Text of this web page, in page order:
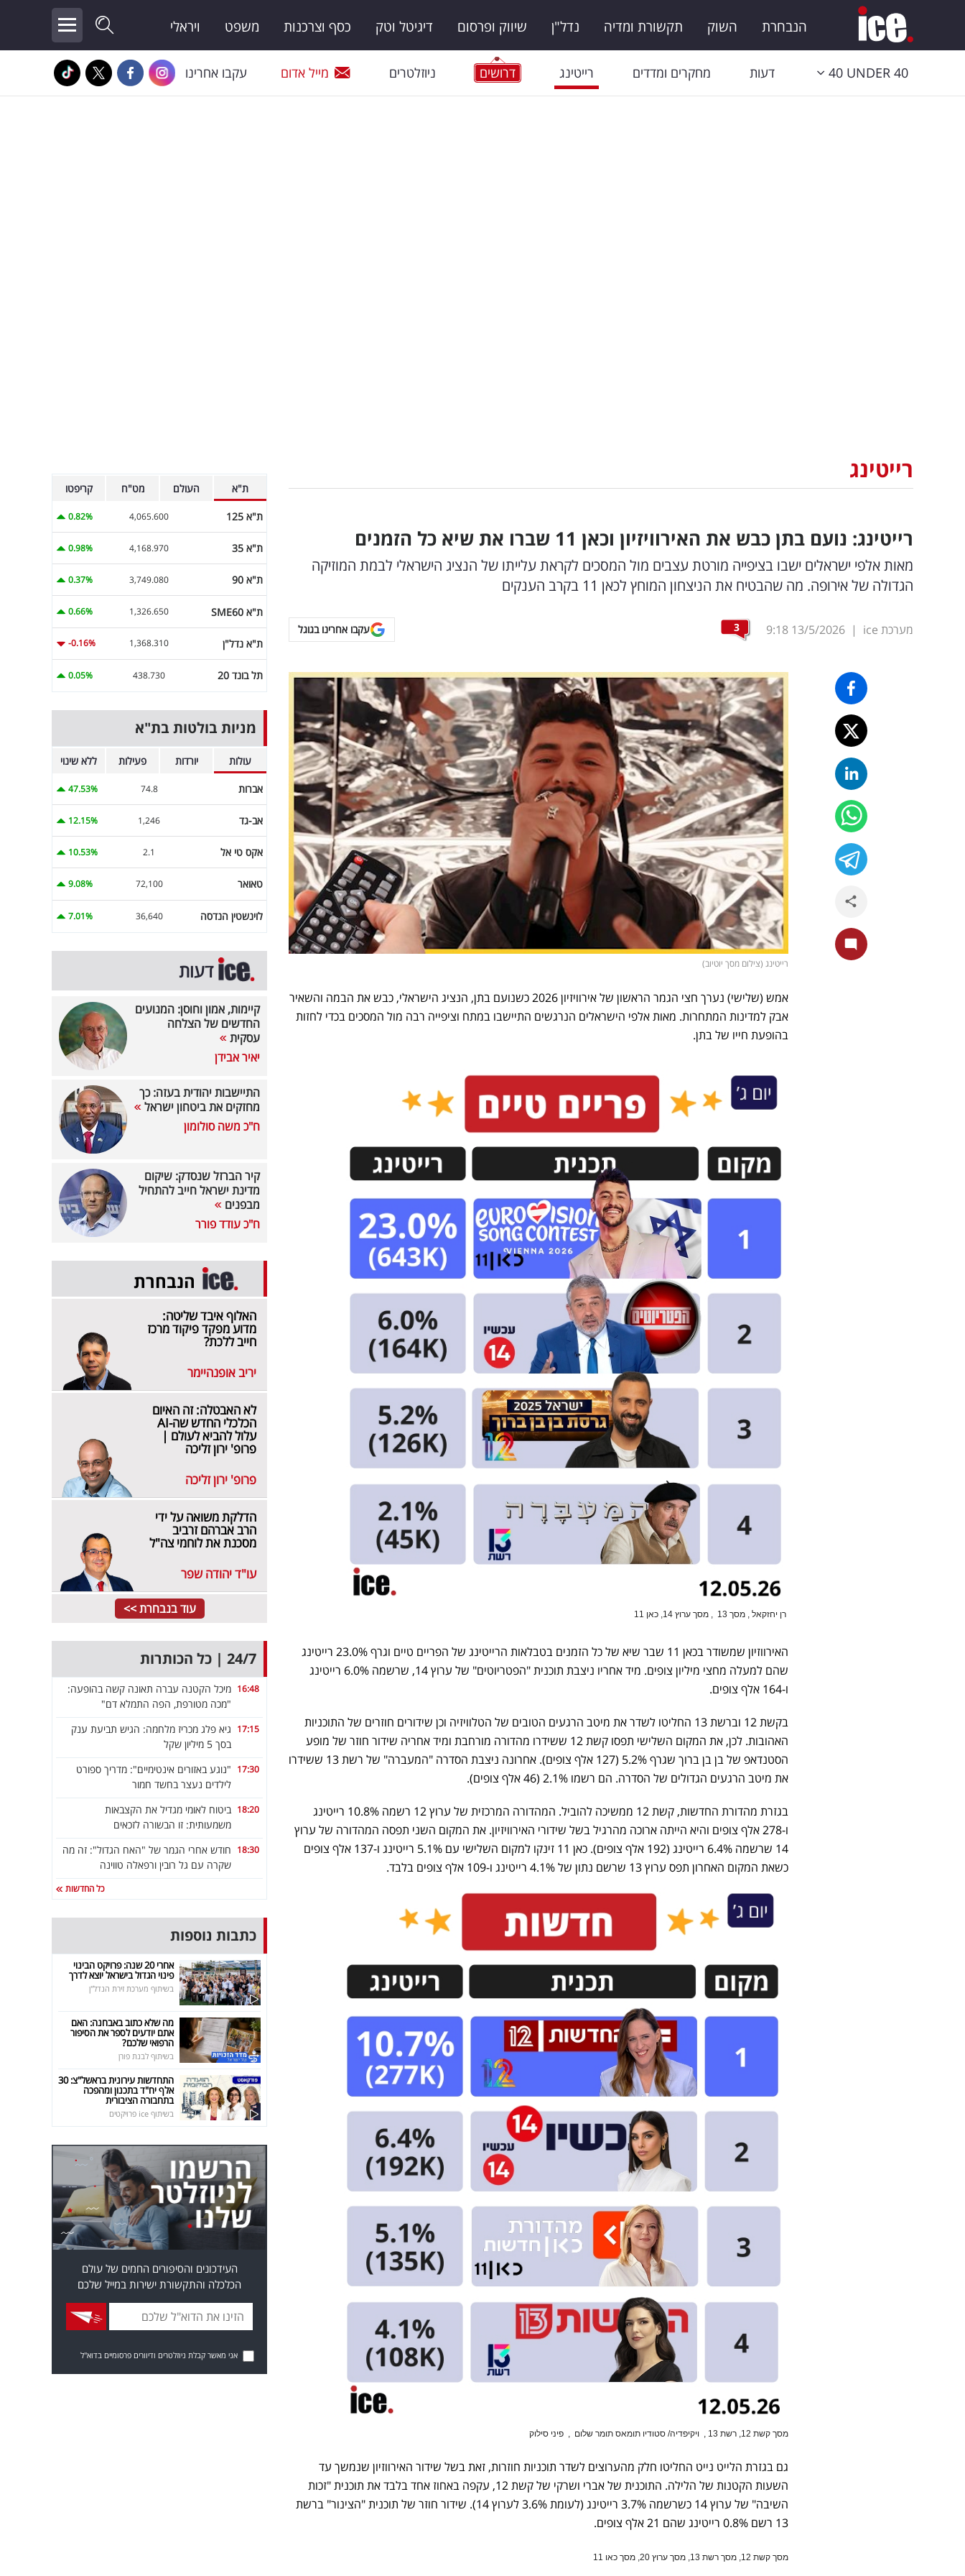
הנבחרת השוק תקשורת ומדיה נדל"ן שיווק ופרסום דיגיטל וטק כסף וצרכנות משפט ויראלי
40 UNDER 40 דעות מחקרים ומדדים רייטינג דרושים ניוזלטרים מייל אדום עקבו אחרינו
רייטינג
רייטינג: נועם בתן כבש את האירוויזיון וכאן 11 שברו את שיא כל הזמנים
מאות אלפי ישראלים ישבו בציפייה מורטת עצבים מול המסכים לקראת עלייתו של הנציג הישראלי לבמת המוזיקה
הגדולה של אירופה. מה שהבטיח את הניצחון המוחץ לכאן 11 בקרב הענקים
מערכת ice |
13/5/2026
9:18
3 עקבו אחרינו בגוגל
רייטינג (צילום מסך יוטיוב)
אמש (שלישי) נערך חצי הגמר הראשון של אירוויזיון 2026 כשנועם בתן, הנציג הישראלי, כבש את הבמה והשאיר
אבק למדינות המתחרות. מאות אלפי הישראלים הנרגשים התיישבו במתח וציפייה רבה מול המסכים בכדי לחזות
בהופעת חייו של בתן.
רן יחזקאל , מסך 13 , מסך ערוץ 14, כאן 11
האירווזיון שמשודר בכאן 11 שבר שיא של כל הזמנים בטבלאות הרייטינג של הפריים טיים וגרף 23.0% רייטינג
שהם למעלה מחצי מיליון צופים. מיד אחריו ניצבת תוכנית "הפטריוטים" של ערוץ 14, שרשמה 6.0% רייטינג
ו-164 אלף צופים.
בקשת 12 וברשת 13 החליטו לשדר את מיטב הרגעים הטובים של הטלוויזיה וכן שידורים חוזרים של התוכניות
האהובות. לכן, את המקום השלישי תפסו קשת 12 ששידרו מהדורה מורחבת ומיד אחריה שידור חוזר של מופע
הסטנדאפ של בן בן ברוך שגרף 5.2% (127 אלף צופים). אחרונה ניצבת הסדרה "המעברה" של רשת 13 ששידרו
את מיטב הרגעים הגדולים של הסדרה. הם רשמו 2.1% (46 אלף צופים).
בגזרת מהדורת החדשות, קשת 12 ממשיכה להוביל. המהדורה המרכזית של ערוץ 12 רשמה 10.8% רייטינג
ו-278 אלף צופים והיא הייתה ארוכה מהרגיל בשל שידורי האירוויזיון. את המקום השני תפסה המהדורה של ערוץ
14 שרשמה 6.4% רייטינג (192 אלף צופים). כאן 11 זינקו למקום השלישי עם 5.1% רייטינג ו-137 אלף צופים
כשאת המקום האחרון תפס ערוץ 13 שרשם נתון של 4.1% רייטינג ו-109 אלף צופים בלבד.
מסך קשת 12, רשת 13 , ויקיפדיה/ סטודיו תומאס תומר שלום , פיני סילוק
גם בגזרת הלייט נייט החליטו חלק מהערוצים לשדר תוכניות חוזרות, זאת בשל שידור האירווזיון שנמשך עד
השעות הקטנות של הלילה. התוכנית של אברי ושרקי של קשת 12, עקפה באחוז אחד בלבד את תוכנית "זכות
השיבה" של ערוץ 14 כשרשמה 3.7% רייטינג (לעומת 3.6% לערוץ 14). שידור חוזר של תוכנית "הצינור" ברשת
13 רשם 0.8% רייטינג שהם 21 אלף צופים.
מסך קשת 12, מסך רשת 13, מסך ערוץ 20, מסך כאו 11
ת"א העולם מט"ח קריפטו
ת"א 125 4,065.600
0.82%
ת"א 35 4,168.970
0.98%
ת"א 90 3,749.080
0.37%
ת"א SME60 1,326.650
0.66%
ת"א נדל"ן 1,368.310
-0.16%
תל בונד 20 438.730
0.05%
מניות בולטות בת"א
עולות יורדות פעילות ללא שינוי
אברות 74.8
47.53%
אב-גד 1,246
12.15%
אקס טי אל 2.1
10.53%
טאואר 72,100
9.08%
לוינשטין הנדסה 36,640
7.01%
דעות
קיימות, אמון וחוסן: המנועים
החדשים של הצלחה
עסקית
יאיר אבידן
התיישבות יהודית בעזה: כך
מחזקים את ביטחון ישראל
ח"כ משה סולומון
קיר הברזל שנסדק: שיקום
מדינת ישראל חייב להתחיל
מבפנים
ח"כ עודד פורר
הנבחרת
האלוף איבד שליטה:
מדוע מפקד פיקוד מרכז
חייב ללכת?
יריב אופנהיימר
לא האבטלה: זה האיום
הכלכלי החדש שה-AI
עלול להביא לעולם |
פרופ' ירון זליכה
פרופ' ירון זליכה
הדלקת משואה על ידי
הרב אברהם זרביב
מסכנת את לוחמי צה"ל
עו"ד יהודה שפר
עוד בנבחרת >>
24/7 | כל הכותרות
16:48 מיכל הקטנה עברה תאונה קשה בהופעה:
"מכה מטורפת, הפה התמלא דם"
17:15 גיא פלג מכריז מלחמה: הגיש תביעת ענק
בסך 5 מיליון שקל
17:30 "נוגע באזורים אינטימיים": מדריך ספורט
לילדים נעצר בחשד חמור
18:20 ביטוח לאומי מגדיל את הקצבאות
משמעותית: זו הבשורה לזכאים
18:30 חודש אחרי הגמר של "האח הגדול": זה מה
שקרה עם גל רובין ורפאלה טווינה
כל החדשות
כתבות נוספות
אחרי 20 שנה: פרויקט הבינוי
פינוי הגדול בישראל יוצא לדרך
בשיתוף מערכת זירת הנדל"ן
מה שלא כתוב באבחנה: האם
אתם יודעים לספר את הסיפור
הרפואי שלכם?
בשיתוף לבנת פורן
התחדשות עירונית בראשל"צ: 30
אלף יח"ד בתכנון ומהפכה
בתחבורה הציבורית
בשיתוף ice פרויקטים
העידכונים והסיפורים החמים של עולם
הכלכלה והתקשורת ישירות במייל שלכם
אני מאשר קבלת ניוזלטרים ודיוורים פרסומיים בדוא"ל